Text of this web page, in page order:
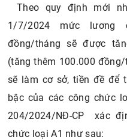
Theo quy định mới
1/7/2024 mức lương
đồng/tháng sẽ được
(tăng thêm 100.000
sẽ làm cơ sở, tiền đề để
bậc của các công chức
204/2024/NĐ-CP xác
chức loại A1 như sau: